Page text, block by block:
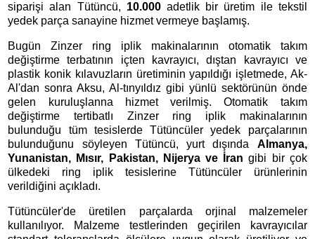
siparişi alan Tütüncü, 10.000adetlik bir üretim ile tekstil
yedek parça sanayine hizmet vermeye başlamış.
Bugün Zinzer ring iplik makinalarının otomatik takım
değiştirme terbatının içten kavrayıcı, dıştan kavrayıcı ve
plastik konik kılavuzların üretiminin yapıldığı işletmede, Ak-
Al'dan sonra Aksu, Al-tınyıldız gibi yünlü sektörünün önde
gelen kuruluşlanna hizmet verilmiş. Otomatik takım
değiştirme tertibatlı Zinzer ring iplik makinalarının
bulunduğu tüm tesislerde Tütüncüler yedek parçalarının
bulunduğunu söyleyen Tütüncü, yurt dışında Almanya,
Yunanistan, Mısır, Pakistan, Nijerya ve İran gibi bir çok
ülkedeki ring iplik tesislerine Tütüncüler ürünlerinin
verildiğini açıkladı.
Tütüncüler'de üretilen parçalarda orjinal malzemeler
kullanılıyor. Malzeme testlerinden geçirilen kavrayıcılar